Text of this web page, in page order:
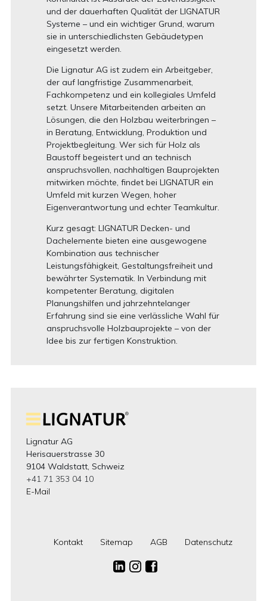
und der dauerhaften Qualität der LIGNATUR
Systeme – und ein wichtiger Grund, warum
sie in unterschiedlichsten Gebäudetypen
eingesetzt werden.
Die Lignatur AG ist zudem ein Arbeitgeber,
der auf langfristige Zusammenarbeit,
Fachkompetenz und ein kollegiales Umfeld
setzt. Unsere Mitarbeitenden arbeiten an
Lösungen, die den Holzbau weiterbringen –
in Beratung, Entwicklung, Produktion und
Projektbegleitung. Wer sich für Holz als
Baustoff begeistert und an technisch
anspruchsvollen, nachhaltigen Bauprojekten
mitwirken möchte, findet bei LIGNATUR ein
Umfeld mit kurzen Wegen, hoher
Eigenverantwortung und echter Teamkultur.
Kurz gesagt: LIGNATUR Decken- und
Dachelemente bieten eine ausgewogene
Kombination aus technischer
Leistungsfähigkeit, Gestaltungsfreiheit und
bewährter Systematik. In Verbindung mit
kompetenter Beratung, digitalen
Planungshilfen und jahrzehntelanger
Erfahrung sind sie eine verlässliche Wahl für
anspruchsvolle Holzbauprojekte – von der
Idee bis zur fertigen Konstruktion.
Lignatur AG
Herisauerstrasse 30
9104 Waldstatt, Schweiz
+41 71 353 04 10
E-Mail
Kontakt Sitemap AGB Datenschutz